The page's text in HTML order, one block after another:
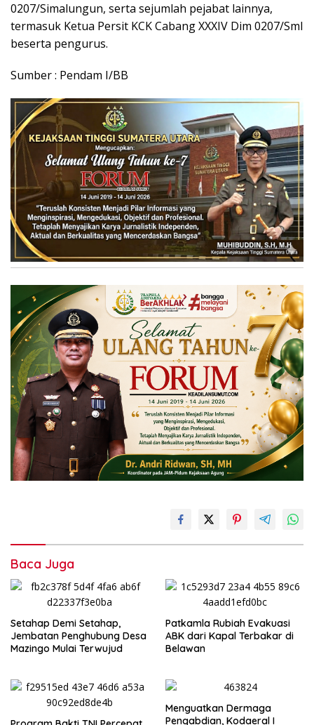
0207/Simalungun, serta sejumlah pejabat lainnya,
termasuk Ketua Persit KCK Cabang XXXIV Dim 0207/Sml
beserta pengurus.
Sumber : Pendam I/BB
Baca Juga
Setahap Demi Setahap,
Jembatan Penghubung Desa
Mazingo Mulai Terwujud
Patkamla Rubiah Evakuasi
ABK dari Kapal Terbakar di
Belawan
Menguatkan Dermaga
Pengabdian, Kodaeral I